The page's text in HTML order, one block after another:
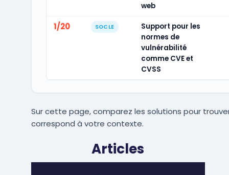
web
1/20 SOCLE
Support pour les
normes de
vulnérabilité
comme CVE et
CVSS
Sur cette page, comparez les solutions pour
correspond à votre contexte.
Articles